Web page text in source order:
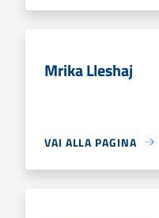
Mrika Lleshaj
VAI ALLA PAGINA